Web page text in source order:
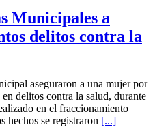
Municipales a
delitos contra la
aseguraron a una mujer por
delitos contra la salud, durante
en el fraccionamiento
hechos se registraron [...]